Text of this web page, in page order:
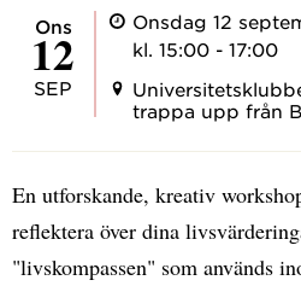
ons
12
SEP
Onsdag 12
kl. 15:00 - 17:00
trappa upp från
En utforskande, kreativ
reflektera över dina
"livskompassen" som används